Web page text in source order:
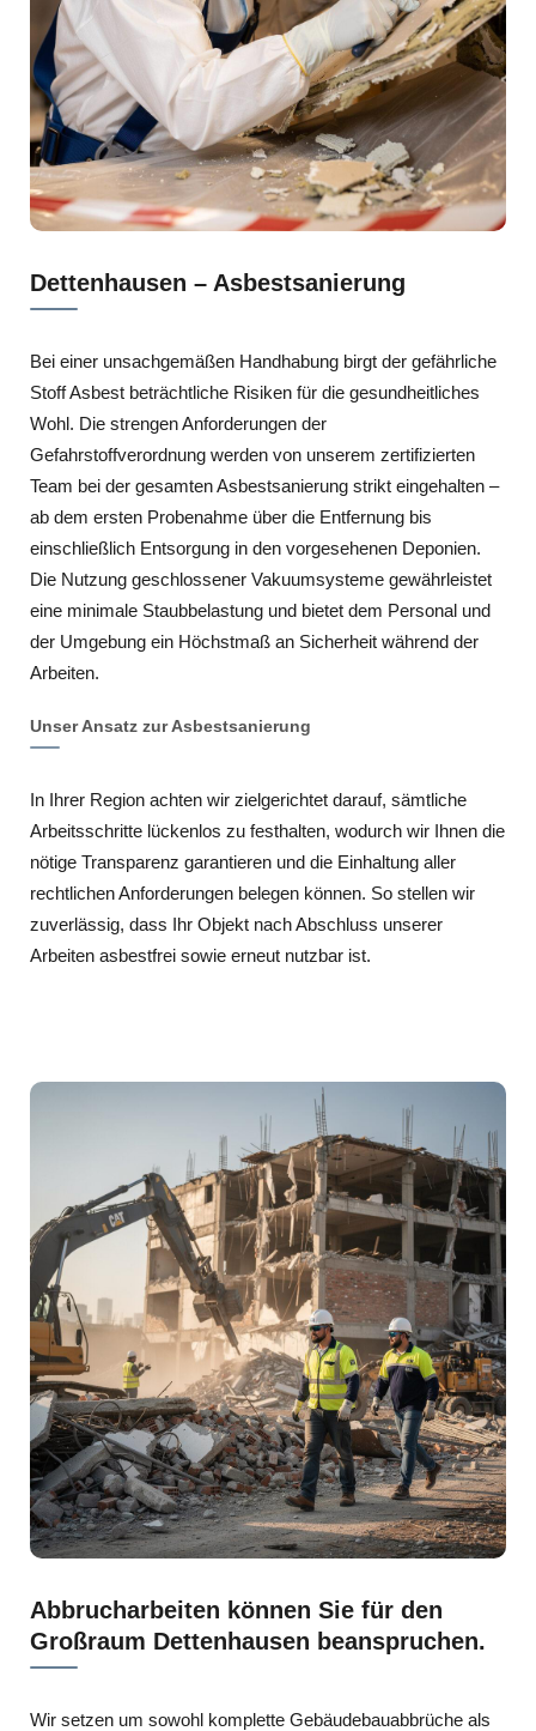
Dettenhausen – Asbestsanierung
Bei einer unsachgemäßen Handhabung birgt der gefährliche
Stoff Asbest beträchtliche Risiken für die gesundheitliches
Wohl. Die strengen Anforderungen der
Gefahrstoffverordnung werden von unserem zertifizierten
Team bei der gesamten Asbestsanierung strikt eingehalten –
ab dem ersten Probenahme über die Entfernung bis
einschließlich Entsorgung in den vorgesehenen Deponien.
Die Nutzung geschlossener Vakuumsysteme gewährleistet
eine minimale Staubbelastung und bietet dem Personal und
der Umgebung ein Höchstmaß an Sicherheit während der
Arbeiten.
Unser Ansatz zur Asbestsanierung
In Ihrer Region achten wir zielgerichtet darauf, sämtliche
Arbeitsschritte lückenlos zu festhalten, wodurch wir Ihnen die
nötige Transparenz garantieren und die Einhaltung aller
rechtlichen Anforderungen belegen können. So stellen wir
zuverlässig, dass Ihr Objekt nach Abschluss unserer
Arbeiten asbestfrei sowie erneut nutzbar ist.
Abbrucharbeiten können Sie für den
Großraum Dettenhausen beanspruchen.
Wir setzen um sowohl komplette Gebäudebauabbrüche als